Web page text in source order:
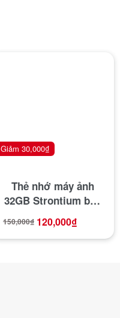
Thẻ nhớ máy ảnh
32GB Strontium bảo
150,000₫ 120,000₫
Giảm 30,000₫